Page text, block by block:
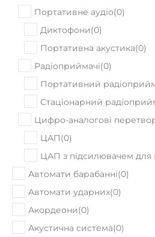
Портативне аудіо(0)
Диктофони(0)
Портативна акустика(0)
Радіоприймачі(0)
Портативний
Стаціонарний
Цифро-аналогові
ЦАП(0)
ЦАП з підсилювачем для
Автомати барабанні(0)
Автомати ударних(0)
Акордеони(0)
Акустична система(0)